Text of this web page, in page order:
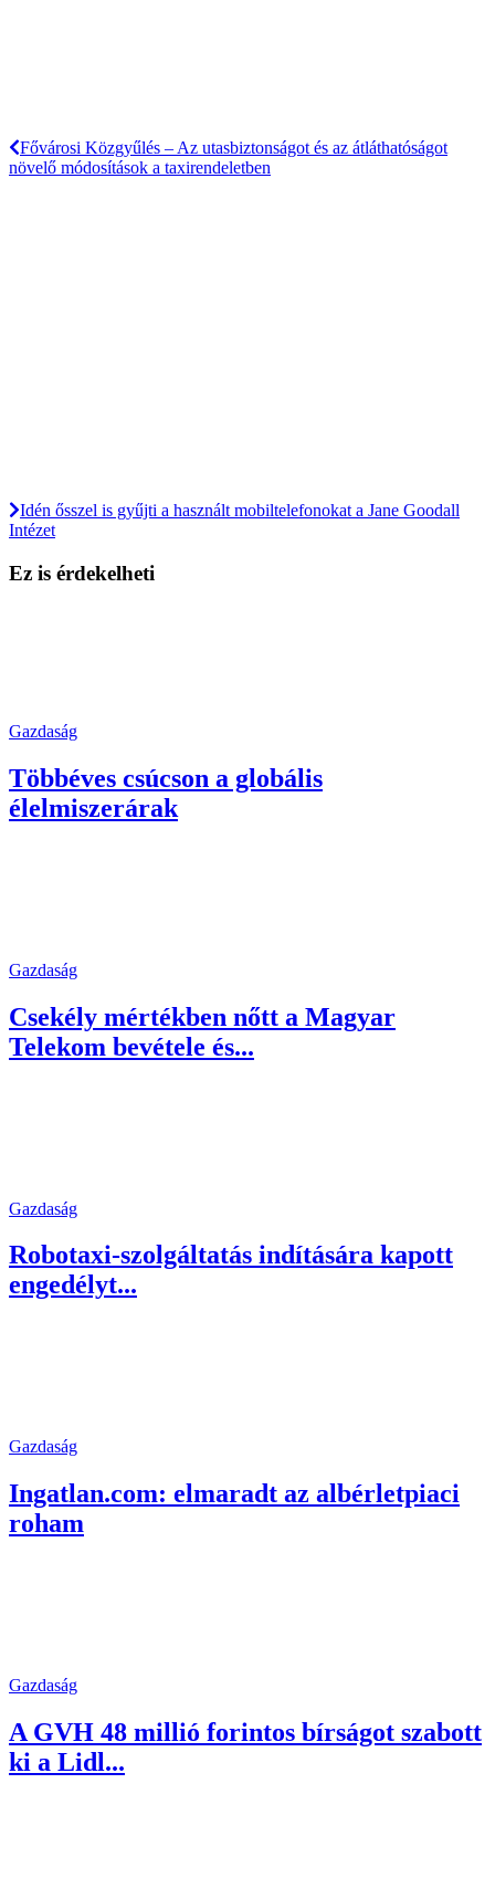
Fővárosi Közgyűlés – Az utasbiztonságot és az átláthatóságot
növelő módosítások a taxirendeletben
Idén ősszel is gyűjti a használt mobiltelefonokat a Jane Goodall
Intézet
Ez is érdekelheti
Gazdaság
Többéves csúcson a globális
élelmiszerárak
Gazdaság
Csekély mértékben nőtt a Magyar
Telekom bevétele és...
Gazdaság
Robotaxi-szolgáltatás indítására kapott
engedélyt...
Gazdaság
Ingatlan.com: elmaradt az albérletpiaci
roham
Gazdaság
A GVH 48 millió forintos bírságot szabott
ki a Lidl...